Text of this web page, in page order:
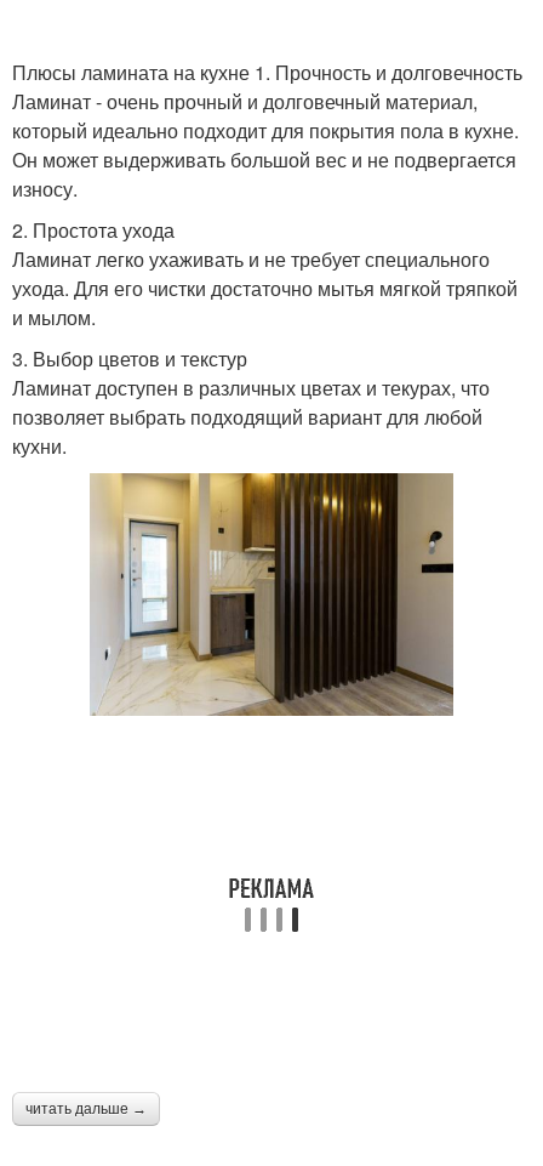
И темный ламинат Пол из ламината
Средства для ухода
Плюсы ламината на кухне 1. Прочность и долговечность
Ламинат - очень прочный и долговечный материал,
который идеально подходит для покрытия пола в кухне.
Он может выдерживать большой вес и не подвергается
износу.
2. Простота ухода
Ламинат легко ухаживать и не требует специального
ухода. Для его чистки достаточно мытья мягкой тряпкой
и мылом.
3. Выбор цветов и текстур
Ламинат доступен в различных цветах и текурах, что
позволяет выбрать подходящий вариант для любой
кухни.
читать дальше →